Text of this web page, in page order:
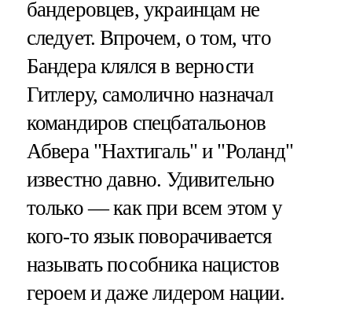
бандеровцев, украинцам не
следует. Впрочем, о том, что
Бандера клялся в верности
Гитлеру, самолично назначал
командиров спецбатальонов
Абвера "Нахтигаль" и "Роланд"
известно давно. Удивительно
только — как при всем этом у
кого-то язык поворачивается
называть пособника нацистов
героем и даже лидером нации.